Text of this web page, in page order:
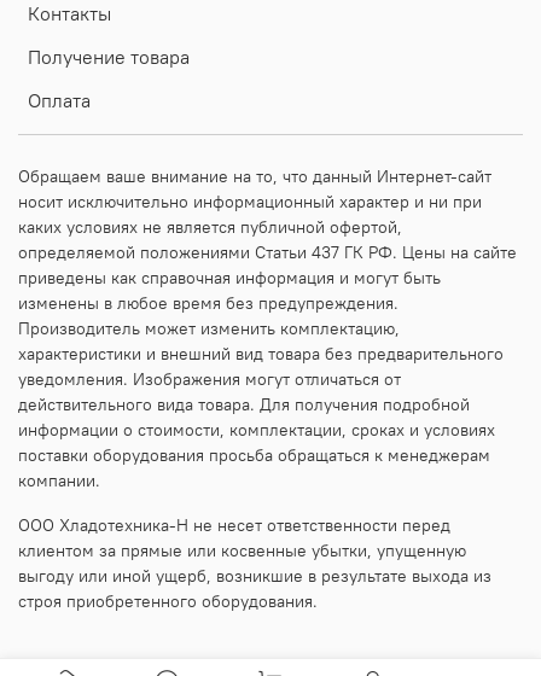
Контакты
Получение товара
Оплата
Обращаем ваше внимание на то, что данный Интернет-сайт
носит исключительно информационный характер и ни при
каких условиях не является публичной офертой,
определяемой положениями Статьи 437 ГК РФ. Цены на сайте
приведены как справочная информация и могут быть
изменены в любое время без предупреждения.
Производитель может изменить комплектацию,
характеристики и внешний вид товара без предварительного
уведомления. Изображения могут отличаться от
действительного вида товара. Для получения подробной
информации о стоимости, комплектации, сроках и условиях
поставки оборудования просьба обращаться к менеджерам
компании.
ООО Хладотехника-Н не несет ответственности перед
клиентом за прямые или косвенные убытки, упущенную
выгоду или иной ущерб, возникшие в результате выхода из
строя приобретенного оборудования.